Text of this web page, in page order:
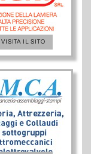
VISITA IL SITO